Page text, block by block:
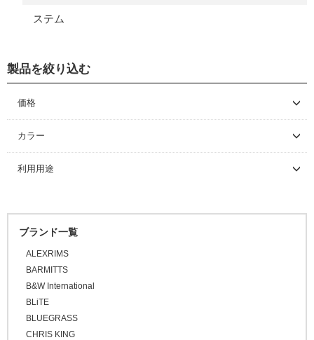
ステム
製品を絞り込む
価格
～ \5,000
\5,001 ～ 10,000
\10,001 ～ 20,000
\30,001 ～ 50,000
\50,001 ～
カラー
利用用途
ブランド一覧
ALEXRIMS
BARMITTS
B&W International
BLiTE
BLUEGRASS
CHRIS KING